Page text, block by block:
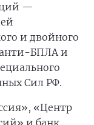
—
и двойного
анти-БПЛА и
Сил РФ.
«Центр
и банк